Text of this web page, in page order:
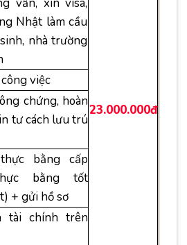
Nhật làm cầu
nhà trường
23.000.000đ
việc
chứng, hoàn
tư cách lưu trú
bằng cấp
bằng tốt
+ gửi hồ sơ
tài chính trên